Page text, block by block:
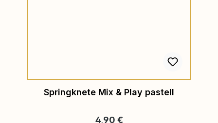
Springknete Mix & Play pastell
Regulärer Preis:
4,90 €